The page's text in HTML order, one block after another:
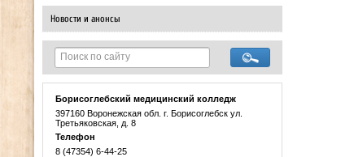
Новости и анонсы
Борисоглебский медицинский колледж
397160 Воронежская обл. г. Борисоглебск ул.
Третьяковская, д. 8
Телефон
8 (47354) 6-44-25